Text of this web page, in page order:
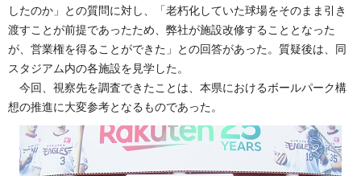
したのか」との質問に対し、「老朽化していた球場をそのまま引き
渡すことが前提であったため、弊社が施設改修することとなった
が、営業権を得ることができた」との回答があった。質疑後は、同
スタジアム内の各施設を見学した。
今回、視察先を調査できたことは、本県におけるボールパーク構
想の推進に大変参考となるものであった。